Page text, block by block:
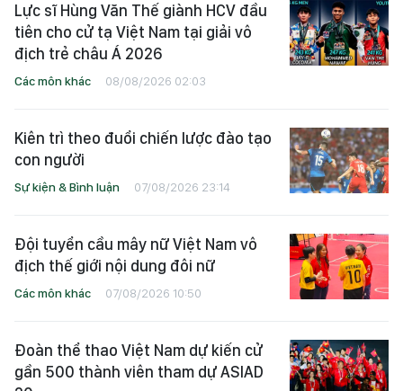
Lực sĩ Hùng Văn Thế giành HCV đầu
tiên cho cử tạ Việt Nam tại giải vô
địch trẻ châu Á 2026
Các môn khác 08/08/2026 02:03
Kiên trì theo đuổi chiến lược đào tạo
con người
Sự kiện & Bình luận 07/08/2026 23:14
Đội tuyển cầu mây nữ Việt Nam vô
địch thế giới nội dung đôi nữ
Các môn khác 07/08/2026 10:50
Đoàn thể thao Việt Nam dự kiến cử
gần 500 thành viên tham dự ASIAD